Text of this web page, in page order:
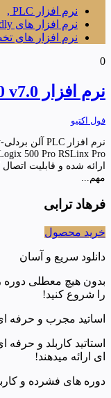
نرم افزار PLC ,
نرم افزار های PLC Allen Bradly ,
نرم افزار های
0
نرم افزار RsLogix 500 v7.0
فول اکتیو
مهم...
فرهاد ترابی
خرید محصول
دانلود سریع و آسان
بدون هیچ معطلی دوره
را شروع کنید!
اساتید مجرب و حرفه
استاتید کاربلد و
ای ارائه میدهند!
دوره های فشرده و